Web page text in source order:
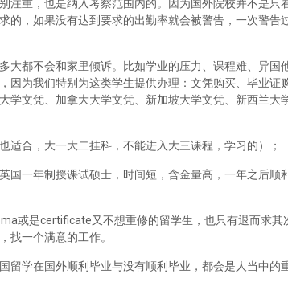
注重，也是纳入考察范围内的。因为国外院校并不是只
的，如果没有达到要求的出勤率就会被警告，一次警告
大都不会和家里倾诉。比如学业的压力、课程难、异国
因为我们特别为这类学生提供办理：文凭购买、毕业证
学文凭、加拿大大学文凭、新加坡大学文凭、新西兰大
合，大一大二挂科，不能进入大三课程，学习的）；
国一年制授课试硕士，时间短，含金量高，一年之后顺
或是certificate又不想重修的留学生，也只有退而求其
找一个满意的工作。
留学在国外顺利毕业与没有顺利毕业，都会是人当中的